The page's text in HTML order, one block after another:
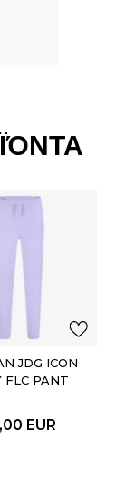
JDG ICON
FLC PANT
EUR